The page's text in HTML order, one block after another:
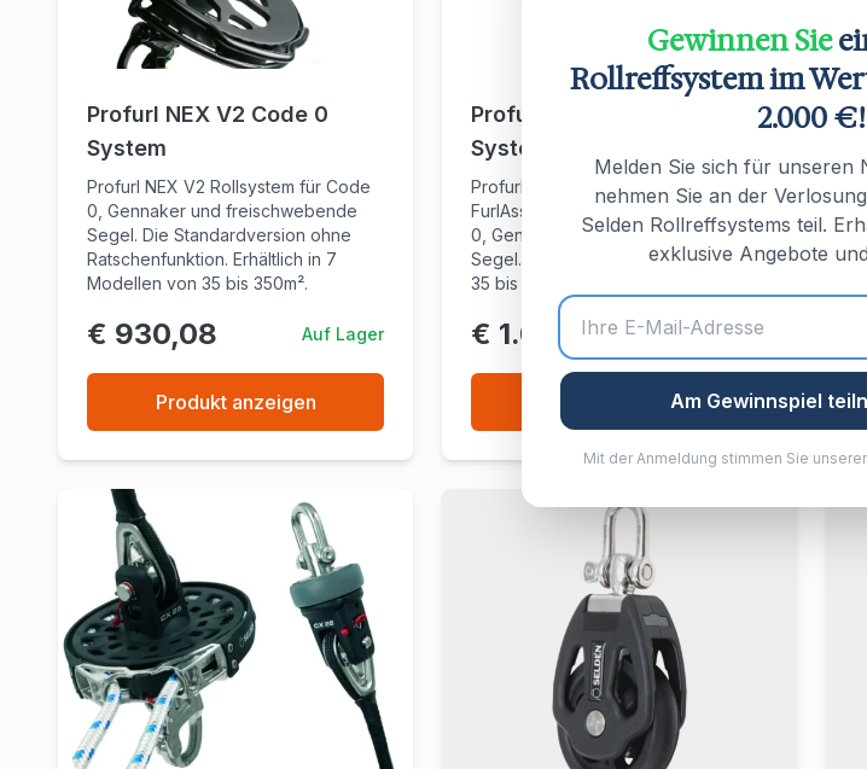
Profurl NEX V2 Code 0
System
Profurl NEX V2 Rollsystem für Code
0, Gennaker und freischwebende
Segel. Die Standardversion ohne
Ratschenfunktion. Erhältlich in 7
Modellen von 35 bis 350m².
€ 930,08 Auf Lager
Produkt anzeigen
Profurl NEX V2R Code 0
System
Profurl NEX V2R Rollsystem mit
FurlAssist-Ratschenfunktion für Code
0, Gennaker und freischwebende
Segel. Erhältlich in 9 Modellen von
35 bis 450m².
€ 1.058,86 Auf Lager
Produkt anzeigen
Gewinnen Sie
Rollreffsystem im
2.000 €!
Melden Sie sich für unseren
nehmen Sie an der
Selden Rollreffsystems teil.
exklusive Angebote
Am Gewinnspiel
Mit der Anmeldung stimmen Sie unserer